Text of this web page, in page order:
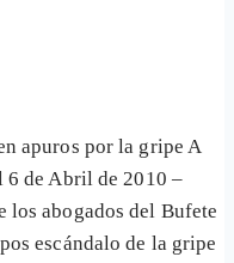
apuros por la gripe A
6 de Abril de 2010 –
los abogados del Bufete
escándalo de la gripe